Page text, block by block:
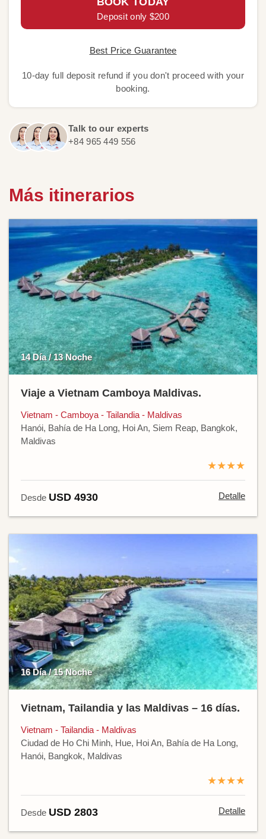
Deposit only $200
Best Price Guarantee
10-day full deposit refund if you don't proceed with your
booking.
Talk to our experts
+84 965 449 556
Más itinerarios
14 Día / 13 Noche
Viaje a Vietnam Camboya Maldivas.
Vietnam - Camboya - Tailandia - Maldivas
Hanói, Bahía de Ha Long, Hoi An, Siem Reap, Bangkok,
Maldivas
★★★★
Desde USD 4930 Detalle
16 Día / 15 Noche
Vietnam, Tailandia y las Maldivas – 16 días.
Vietnam - Tailandia - Maldivas
Ciudad de Ho Chi Minh, Hue, Hoi An, Bahía de Ha Long,
Hanói, Bangkok, Maldivas
★★★★
Desde USD 2803 Detalle